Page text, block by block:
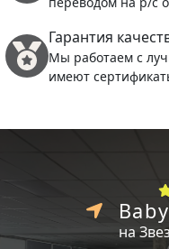
Гарантия
Мы работаем с
имеют
на